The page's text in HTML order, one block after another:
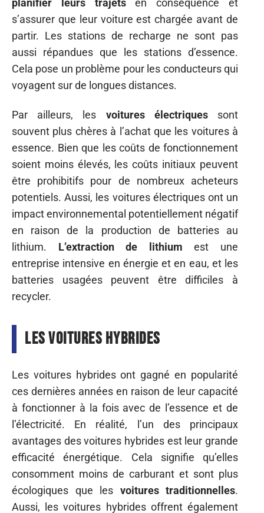
s’assurer que leur voiture est chargée avant de
partir. Les stations de recharge ne sont pas
aussi répandues que les stations d’essence.
Cela pose un problème pour les conducteurs qui
voyagent sur de longues distances.
Par ailleurs, les voitures électriquessont
souvent plus chères à l’achat que les voitures à
essence. Bien que les coûts de fonctionnement
soient moins élevés, les coûts initiaux peuvent
être prohibitifs pour de nombreux acheteurs
potentiels. Aussi, les voitures électriques ont un
impact environnemental potentiellement négatif
en raison de la production de batteries au
lithium. L’extraction de lithium est une
entreprise intensive en énergie et en eau, et les
batteries usagées peuvent être difficiles à
recycler.
Les voitures hybrides
Les voitures hybrides ont gagné en popularité
ces dernières années en raison de leur capacité
à fonctionner à la fois avec de l’essence et de
l’électricité. En réalité, l’un des principaux
avantages des voitures hybrides est leur grande
efficacité énergétique. Cela signifie qu’elles
consomment moins de carburant et sont plus
écologiques que les voitures traditionnelles.
Aussi, les voitures hybrides offrent également